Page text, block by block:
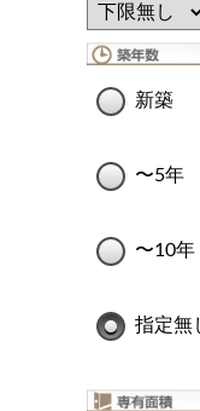
新築
〜5年
〜10年
指定無